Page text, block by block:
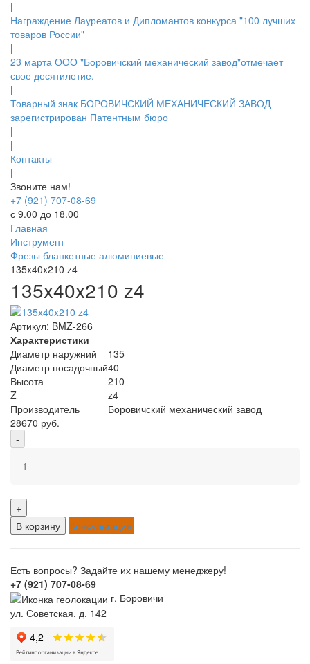
|
Награждение Лауреатов и Дипломантов конкурса "100 лучших
товаров России"
|
23 марта ООО "Боровичский механический завод"отмечает
свое десятилетие.
|
Товарный знак БОРОВИЧСКИЙ МЕХАНИЧЕСКИЙ ЗАВОД
зарегистрирован Патентным бюро
|
|
Контакты
|
Звоните нам!
+7 (921) 707-08-69
с 9.00 до 18.00
Главная
Инструмент
Фрезы бланкетные алюминиевые
135x40x210 z4
135x40x210 z4
Артикул: BMZ-266
Характеристики
Диаметр наружний
135
Диаметр посадочный40
Высота
210
Z
z4
Производитель
Боровичский механический завод
28670 руб.
-
+
В корзину
Консультация
Есть вопросы? Задайте их нашему менеджеру!
+7 (921) 707-08-69
г. Боровичи
ул. Советская, д. 142